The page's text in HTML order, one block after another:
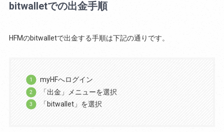
bitwalletでの出金手順
HFMのbitwalletで出金する手順は下記の通りです。
myHFへログイン
「出金」メニューを選択
「bitwallet」を選択